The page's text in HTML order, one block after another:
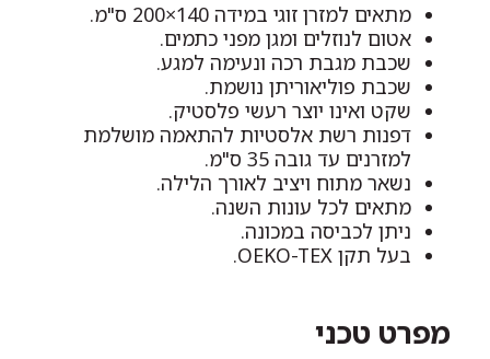
מתאים למזרן זוגי במידה 140×200 ס"מ.
אטום לנוזלים ומגן מפני כתמים.
שכבת מגבת רכה ונעימה למגע.
שכבת פוליאוריתן נושמת.
שקט ואינו יוצר רעשי פלסטיק.
דפנות רשת אלסטיות להתאמה מושלמת
למזרנים עד גובה 35 ס"מ.
נשאר מתוח ויציב לאורך הלילה.
מתאים לכל עונות השנה.
ניתן לכביסה במכונה.
בעל תקן OEKO-TEX.
מפרט טכני